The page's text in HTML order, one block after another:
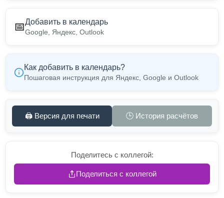
📅Добавить в календарь
Google, Яндекс, Outlook
Как добавить в календарь?
Пошаговая инструкция для Яндекс, Google и Outlook
🖨️ Версия для печати 🕒 История расчётов
Поделитесь с коллегой:
Поделиться с коллегой